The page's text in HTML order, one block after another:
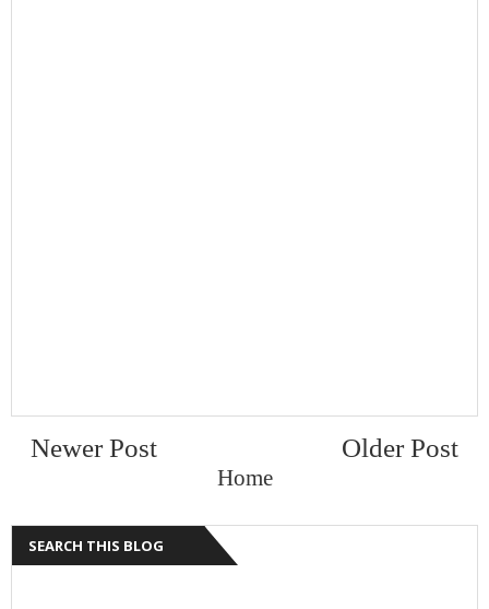
Newer Post Older Post
Home
SEARCH THIS BLOG